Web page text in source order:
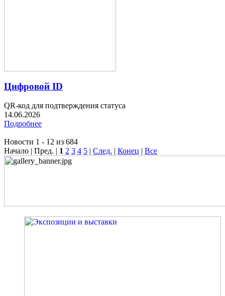
Цифровой ID
QR-код для подтверждения статуса
14.06.2026
Подробнее
Новости 1 - 12 из 684
Начало | Пред. | 1 2 3 4 5 | След. | Конец | Все